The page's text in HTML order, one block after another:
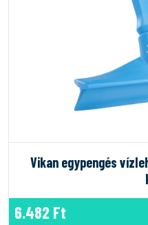
Vikan egypengés
6.482 Ft